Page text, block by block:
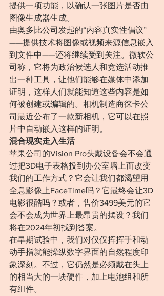
提供一项功能，以确认一张图片是否由
图像生成器生成。
由奥多比公司发起的“内容真实性倡议”
——提供技术将图像或视频来源信息嵌入
到文件中——还将继续受到关注。微软公
司称，它将为政治候选人和竞选活动推
出一种工具，让他们能够在媒体中添加
证明，这样人们就能知道这些内容是如
何被创建或编辑的。相机制造商徕卡公
司最近公布了一款新相机，它可以在照
片中自动嵌入这样的证明。
混合现实走入生活
苹果公司的Vision Pro头戴设备会不会通
过把3D电子表格投到办公室墙上而改变
我们的工作方式？它会让我们都渴望用
全息影像上FaceTime吗？它最终会让3D
电影很酷吗？或者，售价3499美元的它
会不会成为世界上最昂贵的摆设？我们
将在2024年初找到答案。
在早期试验中，我们对仅仅挥挥手和动
动手指就能操纵数字界面的自然程度印
象深刻。不过，它仍然是必须戴在头上
的相当大的一块硬件，加上电池组和所
有组件。